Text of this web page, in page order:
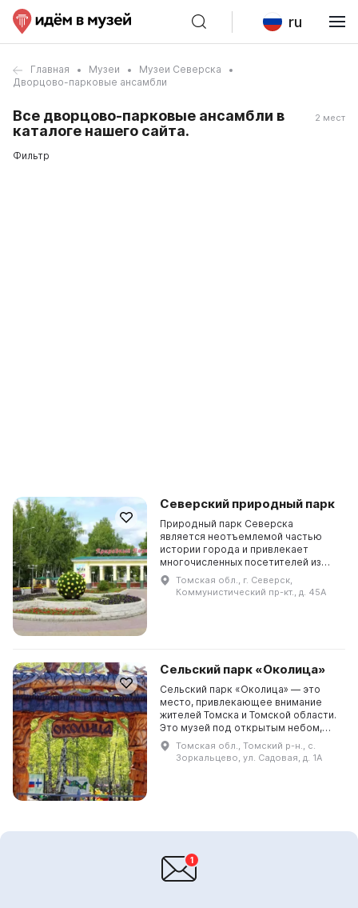
ru
Главная Музеи
Музеи Северска
Дворцово-парковые ансамбли
Все дворцово-парковые ансамбли в
каталоге нашего сайта.
2 мест
Фильтр
Северский природный парк
Природный парк Северска
является неотъемлемой частью
истории города и привлекает
многочисленных посетителей из
разных уголков России и мира. Он
предлагает интересные и
необычные программы для всех
Томская обл., г. Северск,
Коммунистический пр-кт., д. 45А
Сельский парк «Околица»
Сельский парк «Околица» — это
место, привлекающее внимание
жителей Томска и Томской области.
Это музей под открытым небом,
который традиционно посещается
во время Международного
фестиваля-конкурса «Пр...
Томская обл., Томский р-н., с.
Зоркальцево, ул. Садовая, д. 1А